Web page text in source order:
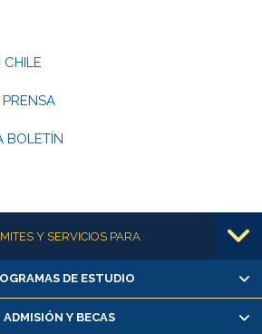
BOLETÍN
Y SERVICIOS PARA
os y exalumnas/os
Matrícula en línea
DE ESTUDIO
ADMISIÓN Y BECAS